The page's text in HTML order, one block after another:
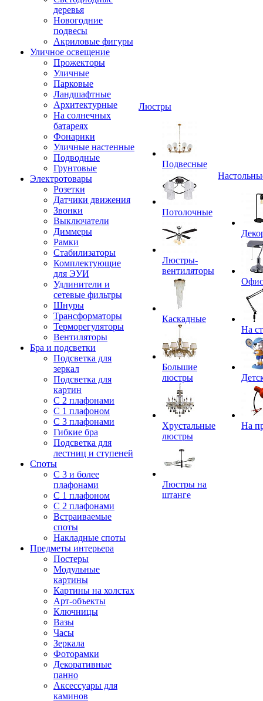
деревья
Новогодние
подвесы
Акриловые фигуры
Уличное освещение
Прожекторы
Уличные
Парковые
Ландшафтные
Архитектурные
На солнечных
батареях
Фонарики
Уличные настенные
Подводные
Грунтовые
Электротовары
Розетки
Датчики движения
Звонки
Выключатели
Диммеры
Рамки
Стабилизаторы
Комплектующие
для ЭУИ
Удлинители и
сетевые фильтры
Шнуры
Трансформаторы
Терморегуляторы
Вентиляторы
Бра и подсветки
Подсветка для
зеркал
Подсветка для
картин
С 2 плафонами
С 1 плафоном
С 3 плафонами
Гибкие бра
Подсветка для
лестниц и ступеней
Споты
С 3 и более
плафонами
С 1 плафоном
С 2 плафонами
Встраиваемые
споты
Накладные споты
Предметы интерьера
Постеры
Модульные
картины
Картины на холстах
Арт-объекты
Ключницы
Вазы
Часы
Зеркала
Фоторамки
Декоративные
панно
Аксессуары для
каминов
Люстры
Подвесные
Потолочные
Люстры-
вентиляторы
Каскадные
Большие
люстры
Хрустальные
люстры
Люстры на
штанге
На
На